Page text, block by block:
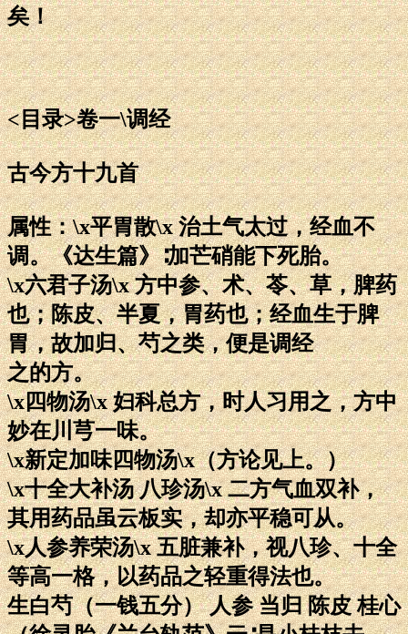
矣！
<目录>卷一\调经
古今方十九首
属性：\x平胃散\x 治土气太过，经血不
调。《达生篇》∶加芒硝能下死胎。
\x六君子汤\x 方中参、术、苓、草，脾药
也；陈皮、半夏，胃药也；经血生于脾
胃，故加归、芍之类，便是调经
之的方。
\x四物汤\x 妇科总方，时人习用之，方中
妙在川芎一味。
\x新定加味四物汤\x（方论见上。）
\x十全大补汤 八珍汤\x 二方气血双补，
其用药品虽云板实，却亦平稳可从。
\x人参养荣汤\x 五脏兼补，视八珍、十全
等高一格，以药品之轻重得法也。
生白芍（一钱五分） 人参 当归 陈皮 桂心